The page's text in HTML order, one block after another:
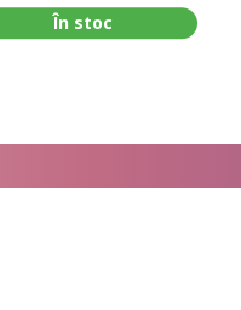
În stoc